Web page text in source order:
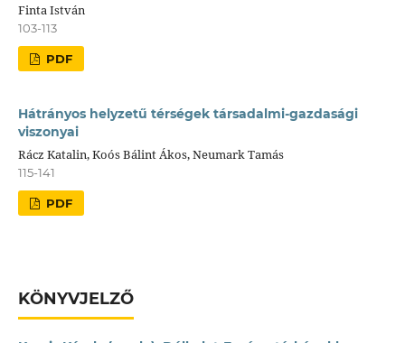
Finta István
103-113
PDF
Hátrányos helyzetű térségek társadalmi-gazdasági
viszonyai
Rácz Katalin, Koós Bálint Ákos, Neumark Tamás
115-141
PDF
KÖNYVJELZŐ